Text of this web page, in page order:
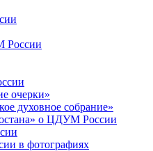
очерки»
духовное собрание»
о ЦДУМ России
в фотографиях